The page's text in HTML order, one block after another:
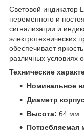
Световой индикатор
переменного и
сигнализации и
электротехнических
обеспечивает яркость
различных условиях
Технические
Номинальное
Диаметр
Высота: 64 мм
Потребляемая